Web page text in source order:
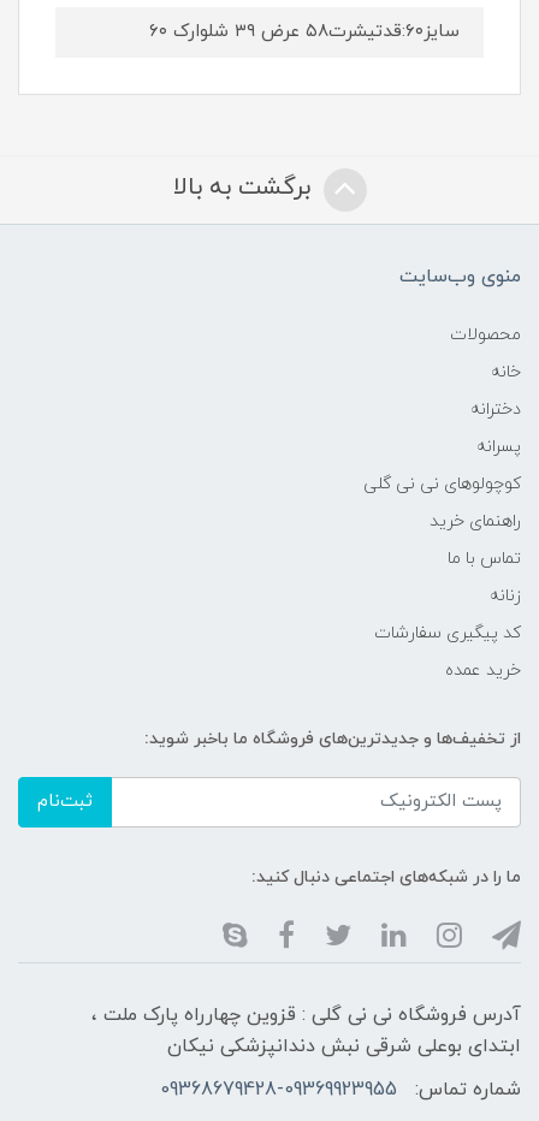
سایز۶۰:قدتیشرت۵۸ عرض ۳۹ شلوارک ۶۰
برگشت به بالا
منوی وب‌سایت
محصولات
خانه
دخترانه
پسرانه
کوچولوهای نی نی گلی
راهنمای خرید
تماس با ما
زنانه
کد پیگیری سفارشات
خرید عمده
از تخفیف‌ها و جدیدترین‌های فروشگاه ما باخبر شوید:
ثبت‌نام
ما را در شبکه‌های اجتماعی دنبال کنید:
آدرس فروشگاه نی نی گلی : قزوین چهارراه پارک ملت ،
ابتدای بوعلی شرقی نبش دندانپزشکی نیکان
شماره تماس:
09368679428-09369923955